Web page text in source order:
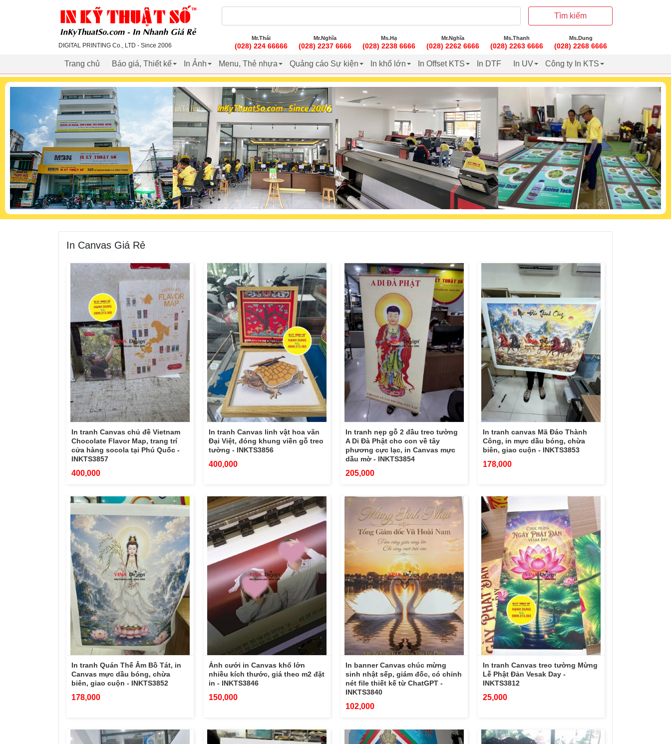
inkythuatso.com
DIGITAL PRINTING Co., LTD - Since 2006
Tìm kiếm
Mr.Thái
(028) 224 66666
Mr.Nghĩa
(028) 2237 6666
Ms.Hạ
(028) 2238 6666
Mr.Nghĩa
(028) 2262 6666
Ms.Thanh
(028) 2263 6666
Ms.Dung
(028) 2268 6666
Trang chủ Báo giá, Thiết kế In Ảnh Menu, Thẻ nhựa Quảng cáo Sự kiện In khổ lớn In Offset KTS In DTF In UV Công ty In KTS
In Canvas Giá Rẻ
In tranh Canvas chủ đề Vietnam
Chocolate Flavor Map, trang trí
cửa hàng socola tại Phú Quốc -
INKTS3857
400,000
In tranh Canvas linh vật hoa văn
Đại Việt, đóng khung viền gỗ treo
tường - INKTS3856
400,000
In tranh nẹp gỗ 2 đầu treo tường
A Di Đà Phật cho con về tây
phương cực lạc, in Canvas mực
dầu mờ - INKTS3854
205,000
In tranh canvas Mã Đáo Thành
Công, in mực dầu bóng, chừa
biên, giao cuộn - INKTS3853
178,000
In tranh Quán Thế Âm Bồ Tát, in
Canvas mực dầu bóng, chừa
biên, giao cuộn - INKTS3852
178,000
Ảnh cưới in Canvas khổ lớn
nhiều kích thước, giá theo m2 đặt
in - INKTS3846
150,000
In banner Canvas chúc mừng
sinh nhật sếp, giám đốc, có chỉnh
nét file thiết kế từ ChatGPT -
INKTS3840
102,000
In tranh Canvas treo tường Mừng
Lễ Phật Đản Vesak Day -
INKTS3812
25,000